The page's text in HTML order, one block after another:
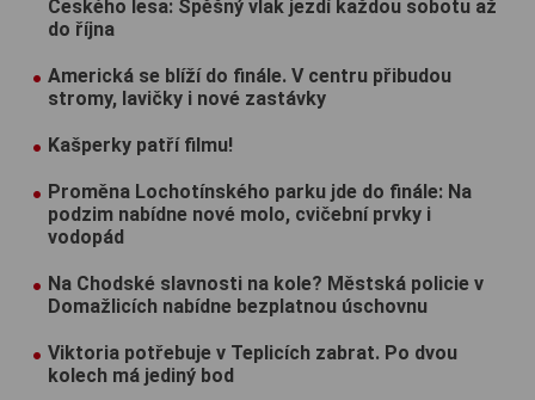
Českého lesa: Spěšný vlak jezdí každou sobotu až
do října
Americká se blíží do finále. V centru přibudou
stromy, lavičky i nové zastávky
Kašperky patří filmu!
Proměna Lochotínského parku jde do finále: Na
podzim nabídne nové molo, cvičební prvky i
vodopád
Na Chodské slavnosti na kole? Městská policie v
Domažlicích nabídne bezplatnou úschovnu
Viktoria potřebuje v Teplicích zabrat. Po dvou
kolech má jediný bod